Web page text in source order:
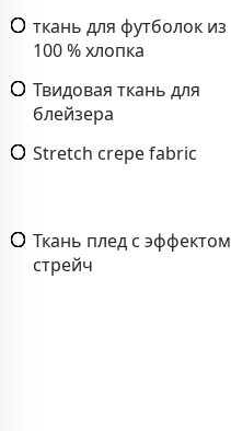
ткань для футболок из
100 % хлопка
Твидовая ткань для
блейзера
Stretch crepe fabric
Ткань плед с эффектом
стрейч